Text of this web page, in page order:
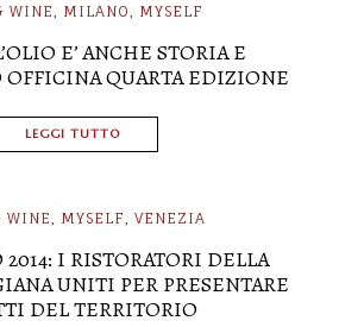
WINE MILANO MYSELF
E’ ANCHE STORIA E
OFFICINA QUARTA EDIZIONE
LEGGI TUTTO
WINE MYSELF VENEZIA
I RISTORATORI DELLA
UNITI PER PRESENTARE
DEL TERRITORIO